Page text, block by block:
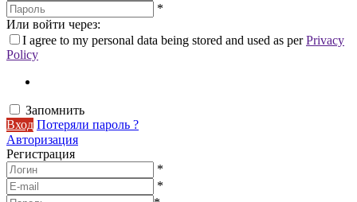
*
Или войти через:
I agree to my personal data being stored and used as perPrivacy
Policy
Запомнить
Вход Потеряли пароль ?
Авторизация
Регистрация
*
*